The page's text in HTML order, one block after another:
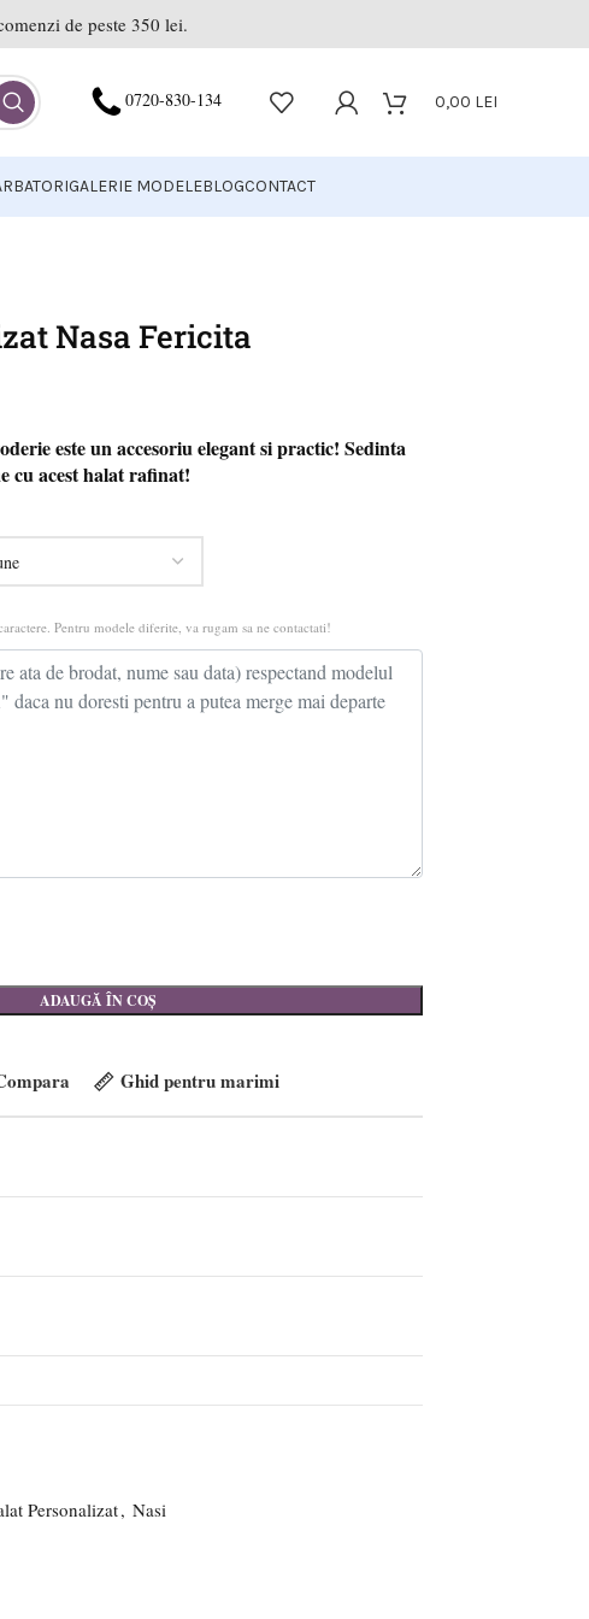
de peste 350 lei.
0720-830-134 0,00 LEI
GALERIE MODELEBLOGCONTACT
Nasa Fericita
este un accesoriu elegant si practic! Sedinta
cu acest halat rafinat!
Pentru modele diferite, va rugam sa ne contactati!
ADAUGĂ ÎN COȘ
Ghid pentru marimi
Personalizat, Nasi